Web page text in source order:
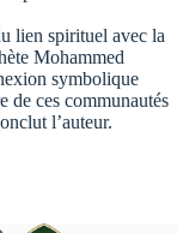
lien spirituel avec la
Mohammed
symbolique
de ces communautés
l’auteur.